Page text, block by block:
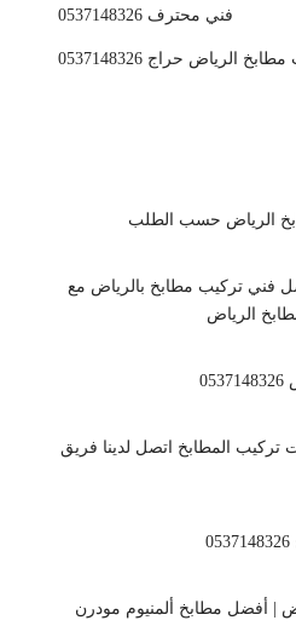
فني محترف 0537148326
الرياض حراج 0537148326
الرياض حسب الطلب
فني تركيب مطابخ بالرياض مع
الرياض
المطابخ اتصل لدينا فريق
| أفضل مطابخ ألمنيوم مودرن